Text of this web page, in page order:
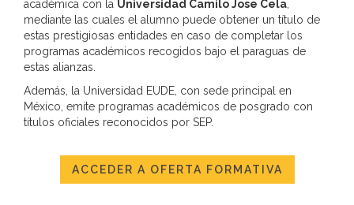
académica con la Universidad Camilo Jose Cela
mediante las cuales el alumno puede obtener un título de
estas prestigiosas entidades en caso de completar los
programas académicos recogidos bajo el paraguas de
estas alianzas.
Además, la Universidad EUDE, con sede principal en
México, emite programas académicos de posgrado con
títulos oficiales reconocidos por SEP.
ACCEDER A OFERTA FORMATIVA